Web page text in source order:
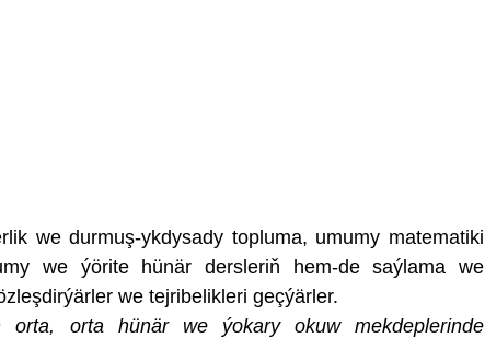
we durmuş-ykdysady topluma, umumy matematiki
we ýörite hünär dersleriň hem-de saýlama we
we tejribelikleri geçýärler.
orta, orta hünär we ýokary okuw mekdeplerinde